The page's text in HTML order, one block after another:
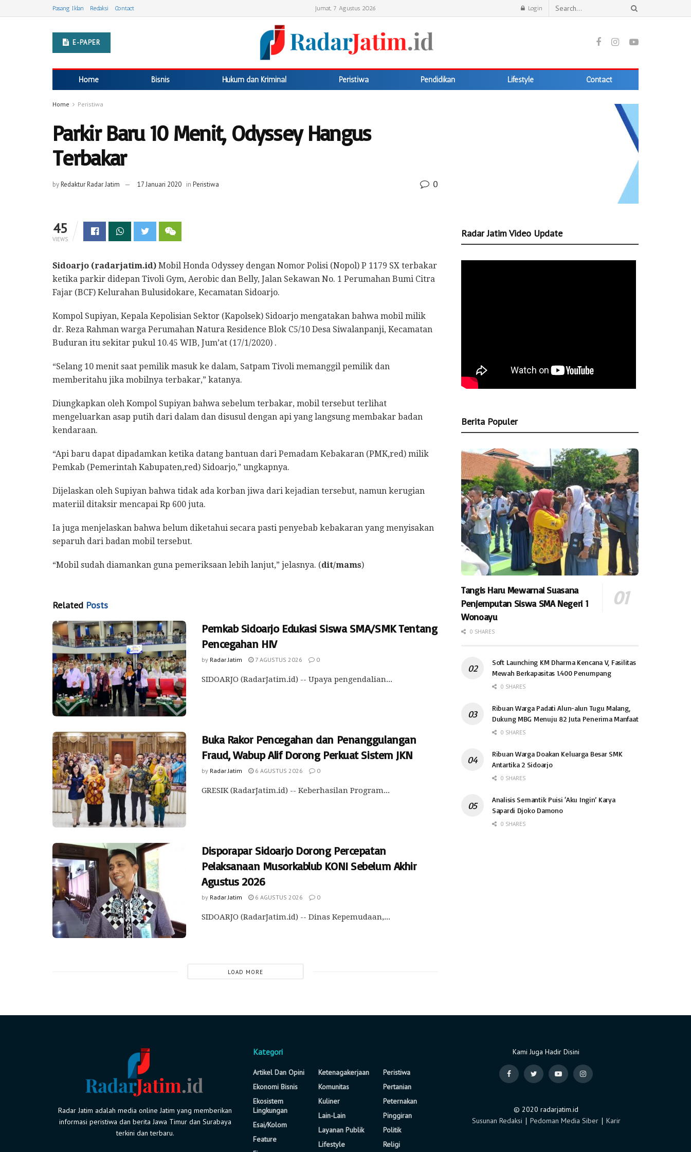
Pasang Iklan Redaksi Contact Jumat, 7 Agustus 2026 Login
E-PAPER
Home Bisnis Hukum dan Kriminal Peristiwa Pendidikan Lifestyle Contact
Home Peristiwa
Parkir Baru 10 Menit, Odyssey Hangus
Terbakar
byRedaktur Radar Jatim 17 Januari 2020 in Peristiwa 0
45
VIEWS
Sidoarjo (radarjatim.id) Mobil Honda Odyssey dengan Nomor Polisi (Nopol) P 1179 SX terbakar
ketika parkir didepan Tivoli Gym, Aerobic dan Belly, Jalan Sekawan No. 1 Perumahan Bumi Citra
Fajar (BCF) Kelurahan Bulusidokare, Kecamatan Sidoarjo.
Kompol Supiyan, Kepala Kepolisian Sektor (Kapolsek) Sidoarjo mengatakan bahwa mobil milik
dr. Reza Rahman warga Perumahan Natura Residence Blok C5/10 Desa Siwalanpanji, Kecamatan
Buduran itu sekitar pukul 10.45 WIB, Jum’at (17/1/2020) .
“Selang 10 menit saat pemilik masuk ke dalam, Satpam Tivoli memanggil pemilik dan
memberitahu jika mobilnya terbakar,” katanya.
Diungkapkan oleh Kompol Supiyan bahwa sebelum terbakar, mobil tersebut terlihat
mengeluarkan asap putih dari dalam dan disusul dengan api yang langsung membakar badan
kendaraan.
“Api baru dapat dipadamkan ketika datang bantuan dari Pemadam Kebakaran (PMK,red) milik
Pemkab (Pemerintah Kabupaten,red) Sidoarjo,” ungkapnya.
Dijelaskan oleh Supiyan bahwa tidak ada korban jiwa dari kejadian tersebut, namun kerugian
materiil ditaksir mencapai Rp 600 juta.
Ia juga menjelaskan bahwa belum diketahui secara pasti penyebab kebakaran yang menyisakan
separuh dari badan mobil tersebut.
“Mobil sudah diamankan guna pemeriksaan lebih lanjut,” jelasnya. (dit/mams)
Related Posts
Pemkab Sidoarjo Edukasi Siswa SMA/SMK Tentang
Pencegahan HIV
by Radar Jatim 7 AGUSTUS 2026 0
SIDOARJO (RadarJatim.id) -- Upaya pengendalian...
Buka Rakor Pencegahan dan Penanggulangan
Fraud, Wabup Alif Dorong Perkuat Sistem JKN
by Radar Jatim 6 AGUSTUS 2026 0
GRESIK (RadarJatim.id) -- Keberhasilan Program...
Disporapar Sidoarjo Dorong Percepatan
Pelaksanaan Musorkablub KONI Sebelum Akhir
Agustus 2026
by Radar Jatim 6 AGUSTUS 2026 0
SIDOARJO (RadarJatim.id) -- Dinas Kepemudaan,...
LOAD MORE
Radar Jatim Video Update
Berita Populer
Tangis Haru Mewarnai Suasana
Penjemputan Siswa SMA Negeri 1
Wonoayu
0 SHARES
Soft Launching KM Dharma Kencana V, Fasilitas
Mewah Berkapasitas 1.400 Penumpang
0 SHARES
Ribuan Warga Padati Alun-alun Tugu Malang,
Dukung MBG Menuju 82 Juta Penerima Manfaat
0 SHARES
Ribuan Warga Doakan Keluarga Besar SMK
Antartika 2 Sidoarjo
0 SHARES
Analisis Semantik Puisi ‘Aku Ingin’ Karya
Sapardi Djoko Damono
0 SHARES
Radar Jatim adalah media online Jatim yang memberikan
informasi peristiwa dan berita Jawa Timur dan Surabaya
terkini dan terbaru.
Kategori
Artikel Dan Opini
Ekonomi Bisnis
Ekosistem
Lingkungan
Esai/Kolom
Feature
Ketenagakerjaan
Komunitas
Kuliner
Lain-Lain
Layanan Publik
Lifestyle
Peristiwa
Pertanian
Peternakan
Pinggiran
Politik
Religi
Kami Juga Hadir Disini
© 2020 radarjatim.id
Susunan Redaksi ∣ Pedoman Media Siber∣ Karir